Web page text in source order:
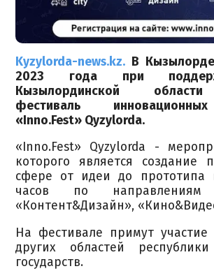
Kyzylorda-news.kz. В
2023 года при
Кызылординской
фестиваль
«Inno.Fest» Qyzylorda.
«Inno.Fest» Qyzylorda -
которого является создание
сфере от идеи до прототипа
часов по направлениям
«Контент&Дизайн»,
На фестивале примут участие
других областей
государств.